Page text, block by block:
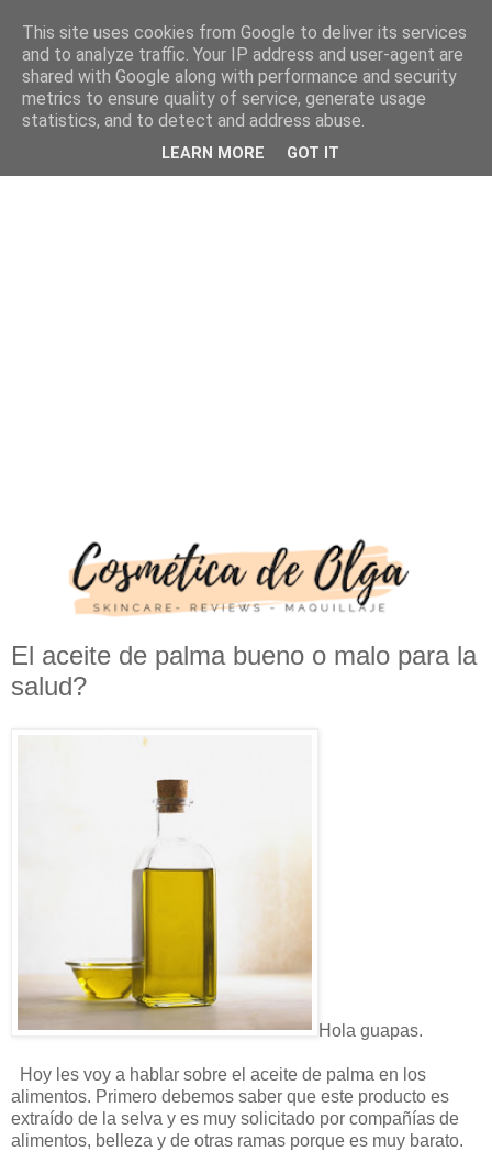
El aceite de palma bueno o malo para la
salud?
Hola guapas.
Hoy les voy a hablar sobre el aceite de palma en los
alimentos. Primero debemos saber que este producto es
extraído de la selva y es muy solicitado por compañías de
alimentos, belleza y de otras ramas porque es muy barato.
This site uses cookies from Google to deliver its services
and to analyze traffic. Your IP address and user-agent are
shared with Google along with performance and security
metrics to ensure quality of service, generate usage
statistics, and to detect and address abuse.
LEARN MORE GOT IT